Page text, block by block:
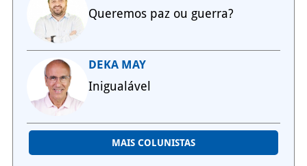
Queremos paz ou guerra?
DEKA MAY
Inigualável
MAIS COLUNISTAS